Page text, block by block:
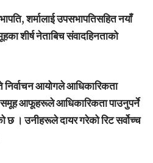
शर्मालाई उपसभापतिसहित नयाँ
शीर्ष नेताबिच संवादहिनताको
निर्वाचन आयोगले आधिकारिकता
समूह आफूहरूले आधिकारिकता पाउनुपर्ने
छ । उनीहरूले दायर गरेको रिट सर्वोच्च